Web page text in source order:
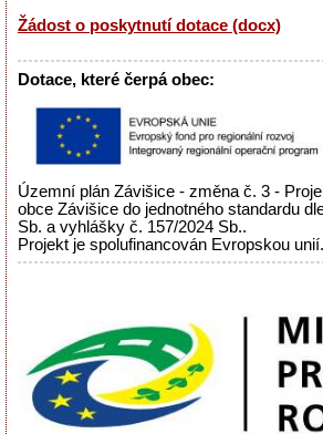
Žádost o poskytnutí dotace (docx)
Dotace, které čerpá obec:
Územní plán Závišice - změna č. 3 -
obce Závišice do jednotného standardu
Sb. a vyhlášky č. 157/2024 Sb..
Projekt je spolufinancován Evropskou unií.